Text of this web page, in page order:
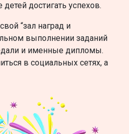
достигать успехов.
“зал наград и
выполнении заданий
и именные дипломы.
в социальных сетях, а